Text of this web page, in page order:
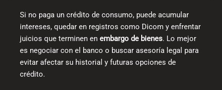
Si no paga un crédito de consumo, puede acumular
intereses, quedar en registros como Dicom y enfrentar
juicios que terminen en embargo de bienes. Lo mejor
es negociar con el banco o buscar asesoría legal para
evitar afectar su historial y futuras opciones de
crédito.